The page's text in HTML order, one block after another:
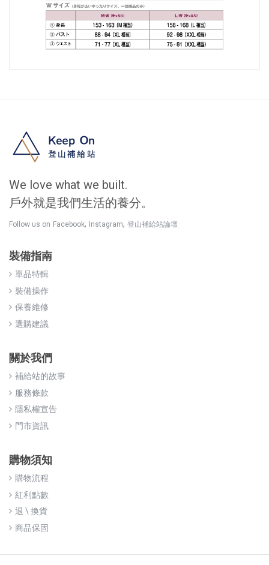
We love what we built.
戶外就是我們生活的養分。
Follow us on Facebook, Instagram, 登山補給站論壇
裝備指南
單品特輯
裝備操作
保養維修
選購建議
關於我們
補給站的故事
服務條款
隱私權宣告
門市資訊
購物須知
購物流程
紅利點數
退 \ 換貨
商品保固